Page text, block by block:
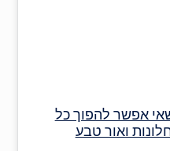
אפשר להפוך כל
ואור טבע